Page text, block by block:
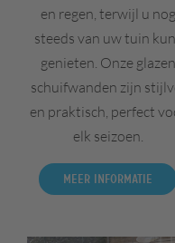
en regen, terwijl u nog
steeds van uw tuin
genieten. Onze glazen
schuifwanden zijn
en praktisch, perfect
elk seizoen.
Meer informatie